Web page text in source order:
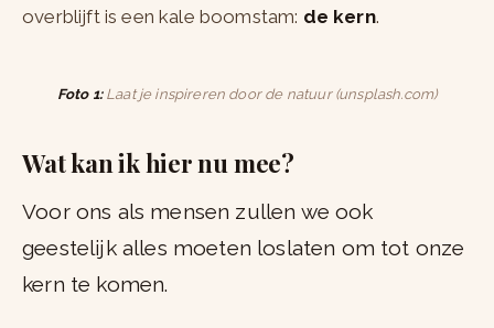
overblijft is een kale boomstam: de kern.
Foto 1:Laat je inspireren door de natuur (unsplash.com)
Wat kan ik hier nu mee?
Voor ons als mensen zullen we ook
geestelijk alles moeten loslaten om tot onze
kern te komen.